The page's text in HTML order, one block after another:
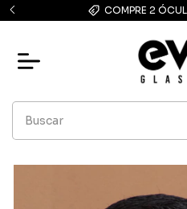
2 ÓCULOS E GANHE +1 🎁